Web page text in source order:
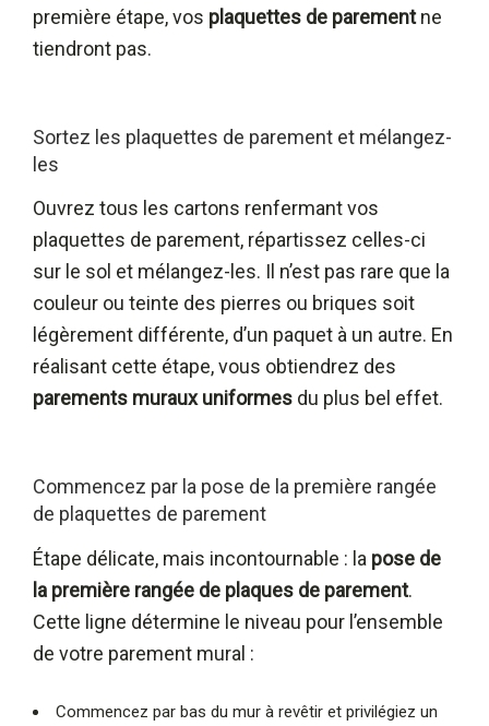
première étape, vos plaquettes de parementne
tiendront pas.
Sortez les plaquettes de parement et mélangez-
les
Ouvrez tous les cartons renfermant vos
plaquettes de parement, répartissez celles-ci
sur le sol et mélangez-les. Il n’est pas rare que la
couleur ou teinte des pierres ou briques soit
légèrement différente, d’un paquet à un autre. En
réalisant cette étape, vous obtiendrez des
parements muraux uniformes du plus bel effet.
Commencez par la pose de la première rangée
de plaquettes de parement
Étape délicate, mais incontournable : la pose de
la première rangée de plaques de parement.
Cette ligne détermine le niveau pour l’ensemble
de votre parement mural :
Commencez par bas du mur à revêtir et privilégiez un